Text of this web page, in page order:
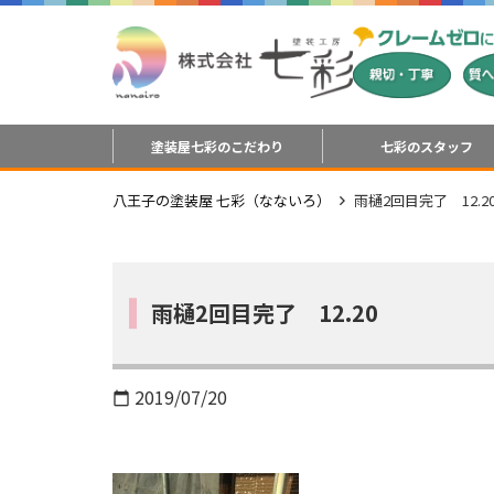
塗装屋七彩のこだわり 七彩のスタッフ
八王子の塗装屋 七彩（なないろ） 雨樋2回目完了
雨樋2回目完了 12.20
calendar_today 2019/07/20